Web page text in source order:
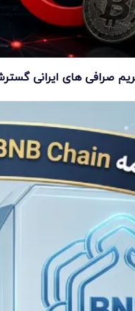
صرافی های ایرانی